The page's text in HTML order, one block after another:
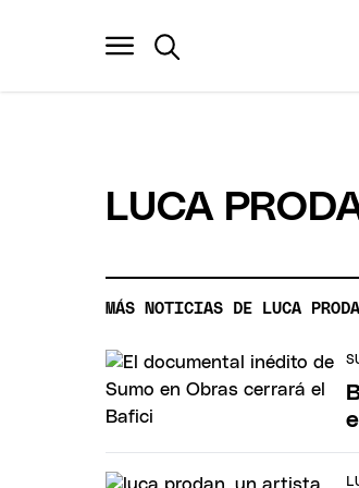
LUCA
MÁS NOTICIAS DE LUCA